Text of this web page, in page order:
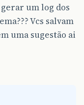
um log dos
Vcs salvam
uma sugestão ai